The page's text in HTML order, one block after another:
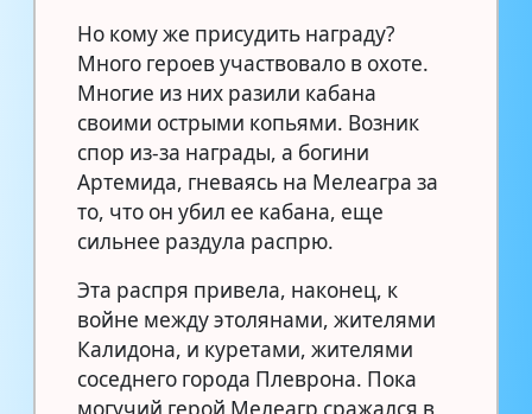
Но кому же присудить награду?
Много героев участвовало в охоте.
Многие из них разили кабана
своими острыми копьями. Возник
спор из-за награды, а богини
Артемида, гневаясь на Мелеагра за
то, что он убил ее кабана, еще
сильнее раздула распрю.
Эта распря привела, наконец, к
войне между этолянами, жителями
Калидона, и куретами, жителями
соседнего города Плеврона. Пока